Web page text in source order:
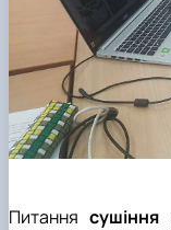
Питання сушіння